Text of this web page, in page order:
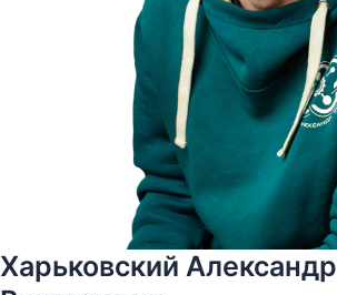
Харьковский Александр